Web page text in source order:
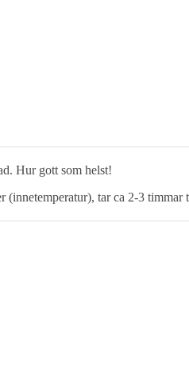
Hur gott som helst!
(innetemperatur), tar ca 2-3 timmar